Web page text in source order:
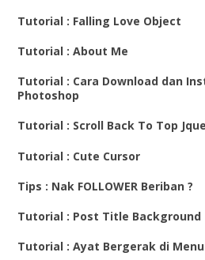
Tutorial : Falling Love Object
Tutorial : About Me
Tutorial : Cara Download dan
Photoshop
Tutorial : Scroll Back To Top
Tutorial : Cute Cursor
Tips : Nak FOLLOWER Beriban ?
Tutorial : Post Title Background
Tutorial : Ayat Bergerak di